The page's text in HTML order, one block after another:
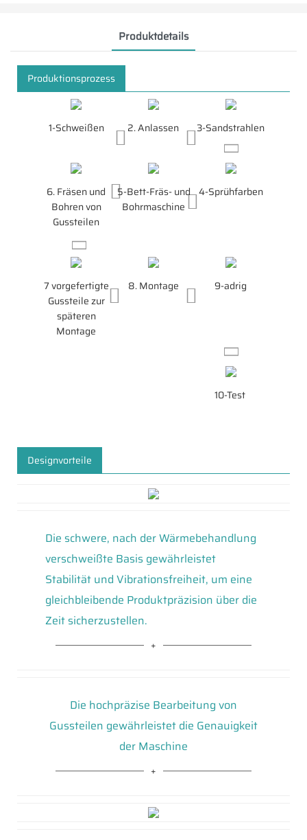
Produktdetails
Produktionsprozess
1-Schweißen 2. Anlassen 3-Sandstrahlen
4-Sprühfarben
5-Bett-Fräs- und
Bohrmaschine
6. Fräsen und
Bohren von
Gussteilen
7 vorgefertigte
Gussteile zur
späteren
Montage
8. Montage 9-adrig
10-Test
Designvorteile
Die schwere, nach der Wärmebehandlung
verschweißte Basis gewährleistet
Stabilität und Vibrationsfreiheit, um eine
gleichbleibende Produktpräzision über die
Zeit sicherzustellen.
Die hochpräzise Bearbeitung von
Gussteilen gewährleistet die Genauigkeit
der Maschine